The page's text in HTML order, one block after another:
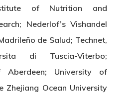
of Nutrition and
Nederlof’s Vishandel
de Salud; Technet,
di Tuscia-Viterbo;
Aberdeen; University of
Zhejiang Ocean University